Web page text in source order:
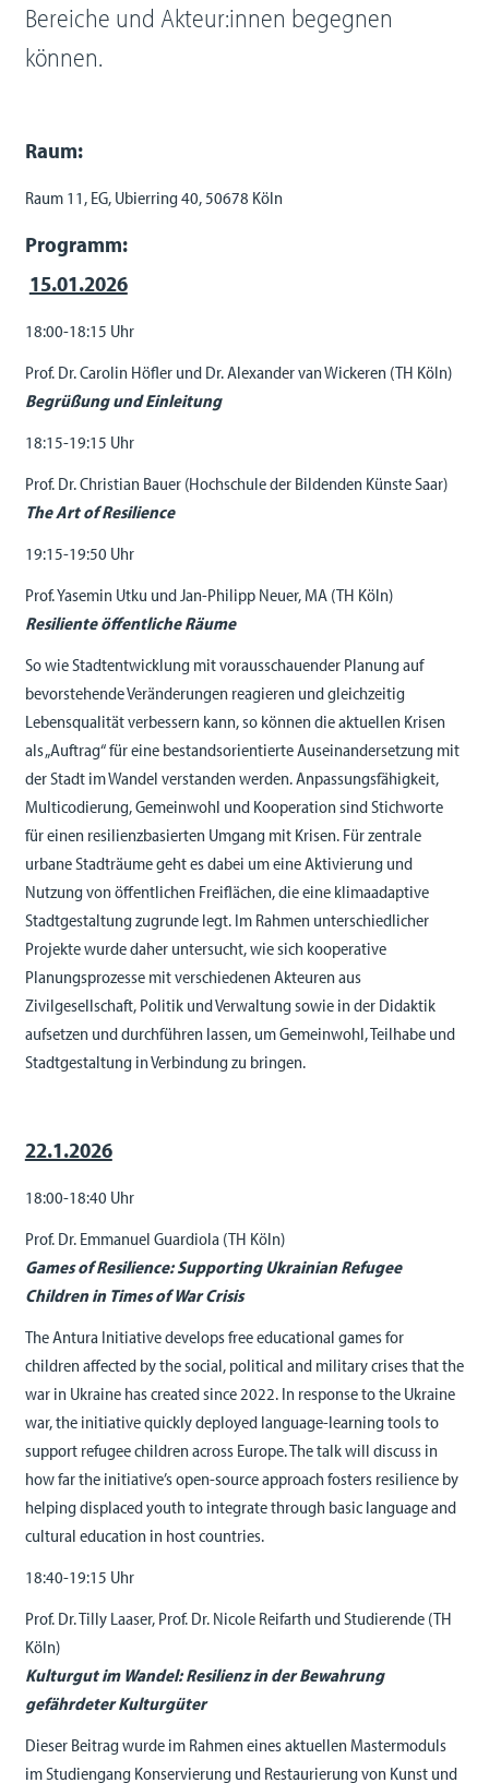
Bereiche und Akteur:innen begegnen
können.
Raum:
Raum 11, EG, Ubierring 40, 50678 Köln
Programm:
15.01.2026
18:00-18:15 Uhr
Prof. Dr. Carolin Höfler und Dr. Alexander van Wickeren (TH Köln)
Begrüßung und Einleitung
18:15-19:15 Uhr
Prof. Dr. Christian Bauer (Hochschule der Bildenden Künste Saar)
The Art of Resilience
19:15-19:50 Uhr
Prof. Yasemin Utku und Jan-Philipp Neuer, MA (TH Köln)
Resiliente öffentliche Räume
So wie Stadtentwicklung mit vorausschauender Planung auf
bevorstehende Veränderungen reagieren und gleichzeitig
Lebensqualität verbessern kann, so können die aktuellen Krisen
als „Auftrag“ für eine bestandsorientierte Auseinandersetzung mit
der Stadt im Wandel verstanden werden. Anpassungsfähigkeit,
Multicodierung, Gemeinwohl und Kooperation sind Stichworte
für einen resilienzbasierten Umgang mit Krisen. Für zentrale
urbane Stadträume geht es dabei um eine Aktivierung und
Nutzung von öffentlichen Freiflächen, die eine klimaadaptive
Stadtgestaltung zugrunde legt. Im Rahmen unterschiedlicher
Projekte wurde daher untersucht, wie sich kooperative
Planungsprozesse mit verschiedenen Akteuren aus
Zivilgesellschaft, Politik und Verwaltung sowie in der Didaktik
aufsetzen und durchführen lassen, um Gemeinwohl, Teilhabe und
Stadtgestaltung in Verbindung zu bringen.
22.1.2026
18:00-18:40 Uhr
Prof. Dr. Emmanuel Guardiola (TH Köln)
Games of Resilience: Supporting Ukrainian Refugee
Children in Times of War Crisis
The Antura Initiative develops free educational games for
children affected by the social, political and military crises that the
war in Ukraine has created since 2022. In response to the Ukraine
war, the initiative quickly deployed language-learning tools to
support refugee children across Europe. The talk will discuss in
how far the initiative’s open-source approach fosters resilience by
helping displaced youth to integrate through basic language and
cultural education in host countries.
18:40-19:15 Uhr
Prof. Dr. Tilly Laaser, Prof. Dr. Nicole Reifarth und Studierende (TH
Köln)
Kulturgut im Wandel: Resilienz in der Bewahrung
gefährdeter Kulturgüter
Dieser Beitrag wurde im Rahmen eines aktuellen Mastermoduls
im Studiengang Konservierung und Restaurierung von Kunst und